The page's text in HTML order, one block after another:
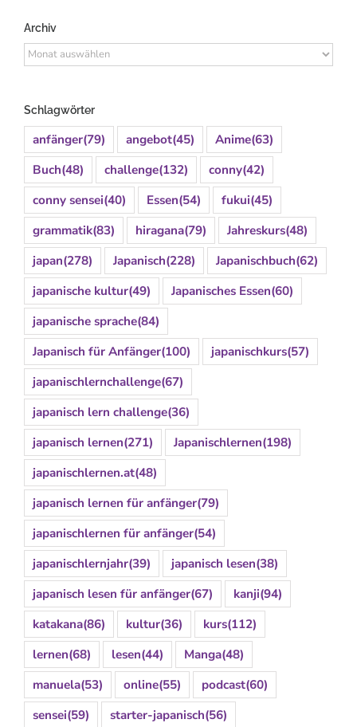
Archiv
Archiv
Schlagwörter
anfänger(79) angebot(45) Anime(63)
Buch(48) challenge(132) conny(42)
conny sensei(40) Essen(54) fukui(45)
grammatik(83) hiragana(79) Jahreskurs(48)
japan(278) Japanisch(228) Japanischbuch(62)
japanische kultur(49) Japanisches Essen(60)
japanische sprache(84)
Japanisch für Anfänger(100) japanischkurs(57)
japanischlernchallenge(67)
japanisch lern challenge(36)
japanisch lernen(271) Japanischlernen(198)
japanischlernen.at(48)
japanisch lernen für anfänger(79)
japanischlernen für anfänger(54)
japanischlernjahr(39) japanisch lesen(38)
japanisch lesen für anfänger(67) kanji(94)
katakana(86) kultur(36) kurs(112)
lernen(68) lesen(44) Manga(48)
manuela(53) online(55) podcast(60)
sensei(59) starter-japanisch(56)